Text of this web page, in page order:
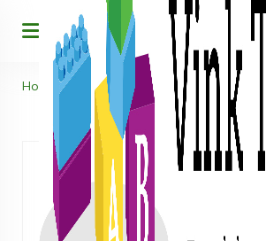
Home > VinkToys® - Kerstman A4 - 188